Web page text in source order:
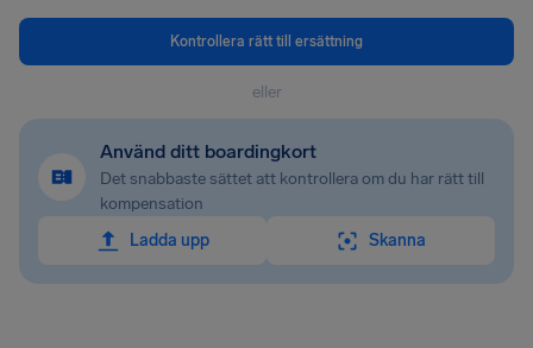
Kontrollera rätt till ersättning
eller
Använd ditt boardingkort
Det snabbaste sättet att kontrollera om du har rätt till
kompensation
Ladda upp
Skanna